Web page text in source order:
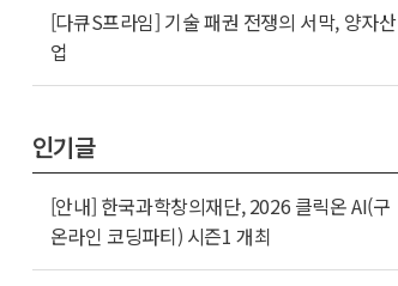
[다큐S프라임] 기술 패권 전쟁의 서막, 양자산
업
인기글
[안내] 한국과학창의재단, 2026 클릭온 AI(구
온라인 코딩파티) 시즌1 개최